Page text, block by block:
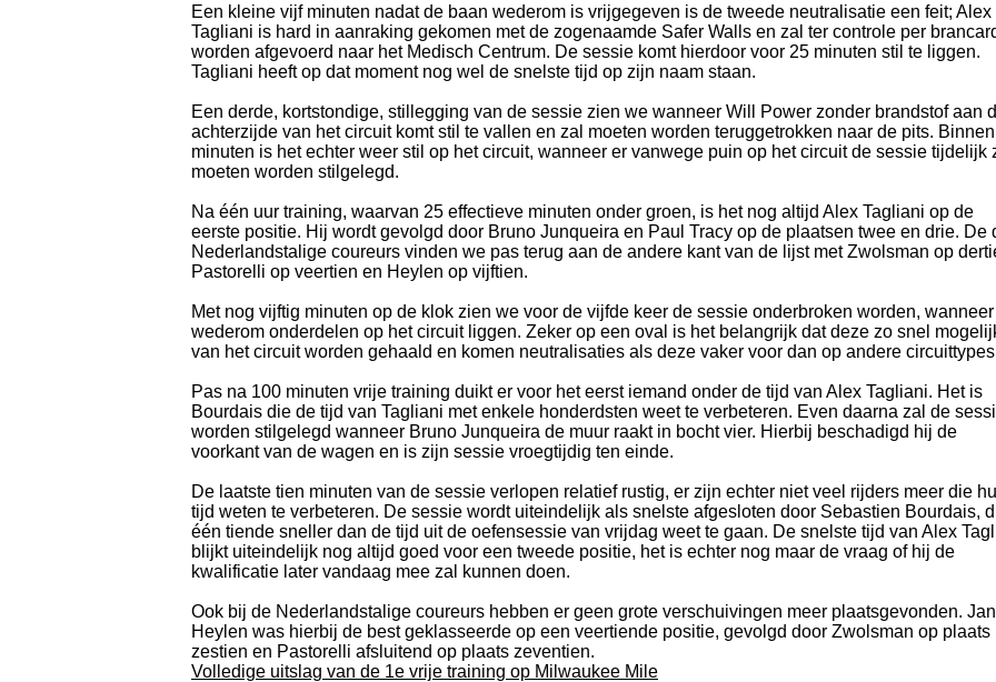
Een kleine vijf minuten nadat de baan wederom is vrijgegeven is de tweede neutralisatie een feit; Alex
Tagliani is hard in aanraking gekomen met de zogenaamde Safer Walls en zal ter controle per
worden afgevoerd naar het Medisch Centrum. De sessie komt hierdoor voor 25 minuten stil te liggen.
Tagliani heeft op dat moment nog wel de snelste tijd op zijn naam staan.
Een derde, kortstondige, stillegging van de sessie zien we wanneer Will Power zonder brandstof aan
achterzijde van het circuit komt stil te vallen en zal moeten worden teruggetrokken naar de pits.
minuten is het echter weer stil op het circuit, wanneer er vanwege puin op het circuit de sessie tijdelijk
moeten worden stilgelegd.
Na één uur training, waarvan 25 effectieve minuten onder groen, is het nog altijd Alex Tagliani op de
eerste positie. Hij wordt gevolgd door Bruno Junqueira en Paul Tracy op de plaatsen twee en drie. De
Nederlandstalige coureurs vinden we pas terug aan de andere kant van de lijst met Zwolsman op
Pastorelli op veertien en Heylen op vijftien.
Met nog vijftig minuten op de klok zien we voor de vijfde keer de sessie onderbroken worden,
wederom onderdelen op het circuit liggen. Zeker op een oval is het belangrijk dat deze zo snel
van het circuit worden gehaald en komen neutralisaties als deze vaker voor dan op andere
Pas na 100 minuten vrije training duikt er voor het eerst iemand onder de tijd van Alex Tagliani. Het is
Bourdais die de tijd van Tagliani met enkele honderdsten weet te verbeteren. Even daarna zal de
worden stilgelegd wanneer Bruno Junqueira de muur raakt in bocht vier. Hierbij beschadigd hij de
voorkant van de wagen en is zijn sessie vroegtijdig ten einde.
De laatste tien minuten van de sessie verlopen relatief rustig, er zijn echter niet veel rijders meer die
tijd weten te verbeteren. De sessie wordt uiteindelijk als snelste afgesloten door Sebastien Bourdais,
één tiende sneller dan de tijd uit de oefensessie van vrijdag weet te gaan. De snelste tijd van Alex
blijkt uiteindelijk nog altijd goed voor een tweede positie, het is echter nog maar de vraag of hij de
kwalificatie later vandaag mee zal kunnen doen.
Ook bij de Nederlandstalige coureurs hebben er geen grote verschuivingen meer plaatsgevonden. Jan
Heylen was hierbij de best geklasseerde op een veertiende positie, gevolgd door Zwolsman op plaats
zestien en Pastorelli afsluitend op plaats zeventien.
Volledige uitslag van de 1e vrije training op Milwaukee Mile